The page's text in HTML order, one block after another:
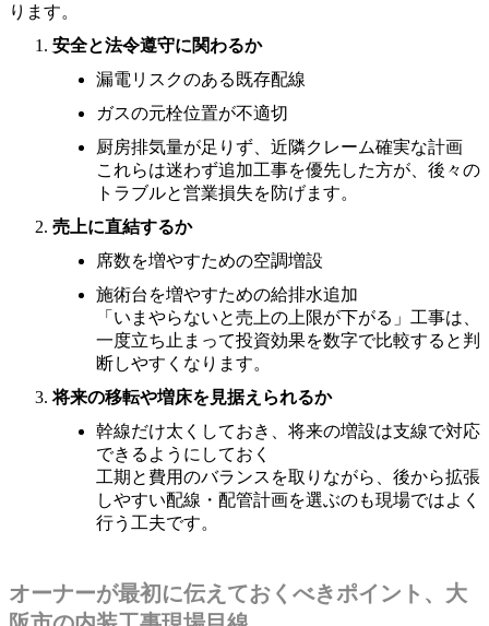
ります。
安全と法令遵守に関わるか
漏電リスクのある既存配線
ガスの元栓位置が不適切
厨房排気量が足りず、近隣クレーム確実な計画
これらは迷わず追加工事を優先した方が、後々の
トラブルと営業損失を防げます。
売上に直結するか
席数を増やすための空調増設
施術台を増やすための給排水追加
「いまやらないと売上の上限が下がる」工事は、
一度立ち止まって投資効果を数字で比較すると判
断しやすくなります。
将来の移転や増床を見据えられるか
幹線だけ太くしておき、将来の増設は支線で対応
できるようにしておく
工期と費用のバランスを取りながら、後から拡張
しやすい配線・配管計画を選ぶのも現場ではよく
行う工夫です。
オーナーが最初に伝えておくべきポイント、大